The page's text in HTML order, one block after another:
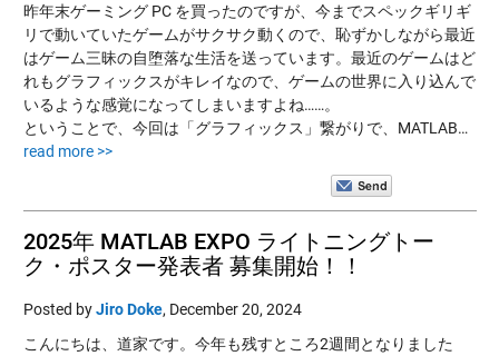
昨年末ゲーミング PC を買ったのですが、今までスペックギリギ
リで動いていたゲームがサクサク動くので、恥ずかしながら最近
はゲーム三昧の自堕落な生活を送っています。最近のゲームはど
れもグラフィックスがキレイなので、ゲームの世界に入り込んで
いるような感覚になってしまいますよね……。
ということで、今回は「グラフィックス」繋がりで、MATLAB…
read more >>
2025年 MATLAB EXPO ライトニングトー
ク・ポスター発表者 募集開始！！
Posted byJiro Doke, December 20, 2024
こんにちは、道家です。今年も残すところ2週間となりました